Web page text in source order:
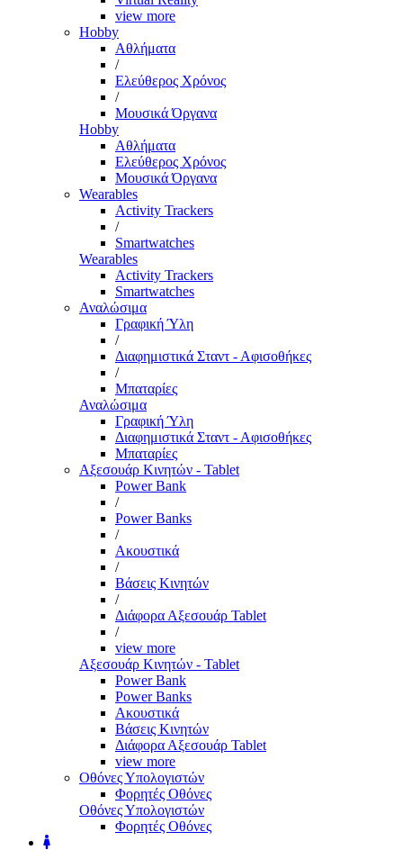
view more
Hobby
Αθλήματα
/
Ελεύθερος Χρόνος
/
Μουσικά Όργανα
Hobby
Αθλήματα
Ελεύθερος Χρόνος
Μουσικά Όργανα
Wearables
Activity Trackers
/
Smartwatches
Wearables
Activity Trackers
Smartwatches
Αναλώσιμα
Γραφική Ύλη
/
Διαφημιστικά Σταντ - Αφισοθήκες
/
Μπαταρίες
Αναλώσιμα
Γραφική Ύλη
Διαφημιστικά Σταντ - Αφισοθήκες
Μπαταρίες
Αξεσουάρ Κινητών - Tablet
Power Bank
/
Power Banks
/
Ακουστικά
/
Βάσεις Κινητών
/
Διάφορα Αξεσουάρ Tablet
/
view more
Αξεσουάρ Κινητών - Tablet
Power Bank
Power Banks
Ακουστικά
Βάσεις Κινητών
Διάφορα Αξεσουάρ Tablet
view more
Οθόνες Υπολογιστών
Φορητές Οθόνες
Οθόνες Υπολογιστών
Φορητές Οθόνες